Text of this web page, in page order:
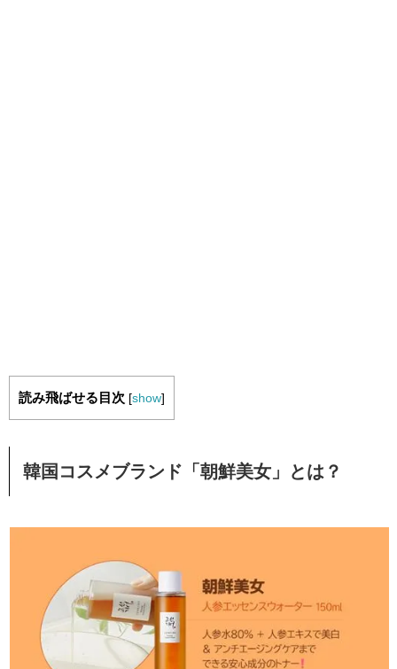
読み飛ばせる目次 [show]
韓国コスメブランド「朝鮮美女」とは？